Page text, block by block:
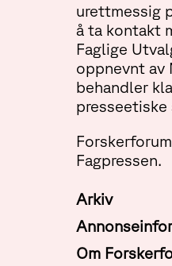
urettmessig
å ta kontakt
Faglige
oppnevnt av
behandler
presseetiske
Fagpressen.
Arkiv
Om